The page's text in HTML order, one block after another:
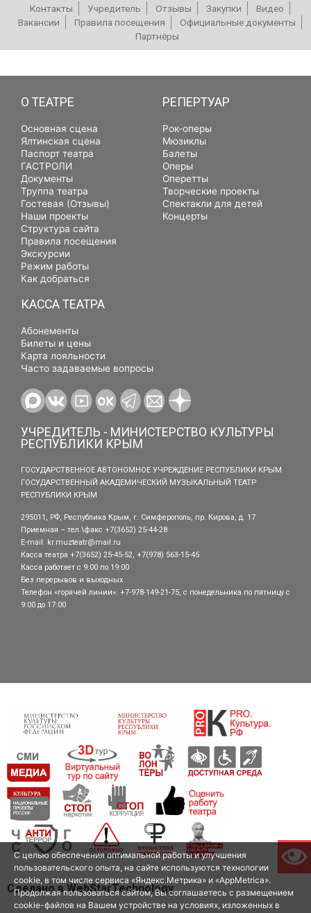
Контакты Учредитель Отзывы Закупки
Видео
Вакансии
Правила посещения
Официальные документы
Партнёры
О ТЕАТРЕ
Основная сцена
Ялтинская сцена
Паспорт театра
ГАСТРОЛИ
Документы
Труппа театра
Гостевая (Отзывы)
Наши проекты
Структура сайта
Правила посещения
Экскурсии
Режим работы
Как добраться
РЕПЕРТУАР
Рок-оперы
Мюзиклы
Балеты
Оперы
Оперетты
Творческие проекты
Спектакли для детей
Концерты
КАССА ТЕАТРА
Абонементы
Билеты и цены
Карта лояльности
Часто задаваемые вопросы
УЧРЕДИТЕЛЬ - МИНИСТЕРСТВО КУЛЬТУРЫ
РЕСПУБЛИКИ КРЫМ
ГОСУДАРСТВЕННОЕ АВТОНОМНОЕ УЧРЕЖДЕНИЕ РЕСПУБЛИКИ КРЫМ
ГОСУДАРСТВЕННЫЙ АКАДЕМИЧЕСКИЙ МУЗЫКАЛЬНЫЙ ТЕАТР
РЕСПУБЛИКИ КРЫМ
295011, РФ, Республика Крым, г. Симферополь, пр. Кирова, д. 17
Приемная – тел.\факс +7(3652) 25-44-28
E-mail: kr.muzteatr@mail.ru
Касса театра +7(3652) 25-45-52, +7(978) 563-15-45
Касса работает с 9:00 по 19:00
Без перерывов и выходных
Телефон «горячей линии»: +7-978-149-21-75, с понедельника по пятницу с
9:00 до 17:00
Сделано в WebStarTechnology
С целью обеспечения оптимальной работы и улучшения
пользовательского опыта, на сайте используются технологии
cookie, в том числе сервиса «Яндекс.Метрика» и «AppMetrica».
Продолжая пользоваться сайтом, Вы соглашаетесь с размещением
cookie-файлов на Вашем устройстве на условиях, изложенных в